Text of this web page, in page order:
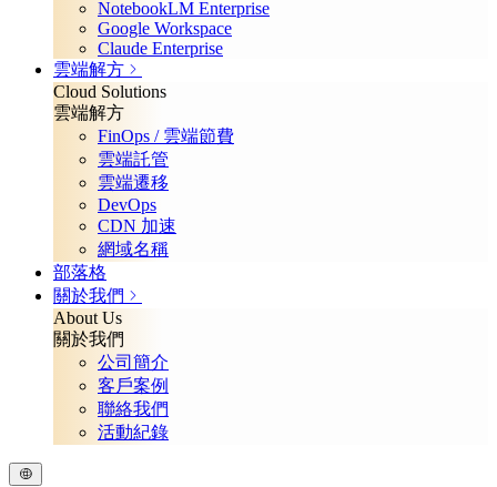
NotebookLM Enterprise
Google Workspace
Claude Enterprise
雲端解方
Cloud Solutions
雲端解方
FinOps / 雲端節費
雲端託管
雲端遷移
DevOps
CDN 加速
網域名稱
部落格
關於我們
About Us
關於我們
公司簡介
客戶案例
聯絡我們
活動紀錄